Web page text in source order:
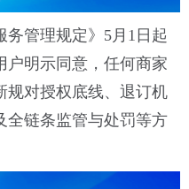
管理规定》5月1日起
户明示同意，任何商家
规对授权底线、退订机
全链条监管与处罚等方